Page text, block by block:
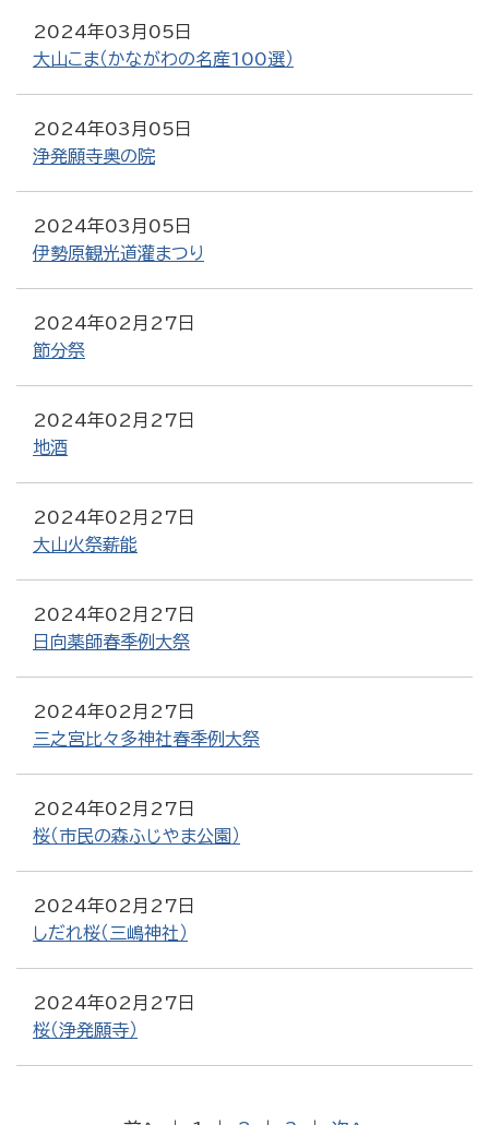
2024年03月05日
大山こま（かながわの名産100選）
2024年03月05日
浄発願寺奥の院
2024年03月05日
伊勢原観光道灌まつり
2024年02月27日
節分祭
2024年02月27日
地酒
2024年02月27日
大山火祭薪能
2024年02月27日
日向薬師春季例大祭
2024年02月27日
三之宮比々多神社春季例大祭
2024年02月27日
桜（市民の森ふじやま公園）
2024年02月27日
しだれ桜（三嶋神社）
2024年02月27日
桜（浄発願寺）